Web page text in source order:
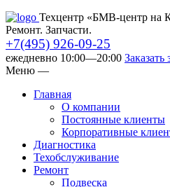
Техцентр «БМВ-центр на
Ремонт. Запчасти.
+7(495) 926-09-25
ежедневно 10:00—20:00 Заказать
Меню —
Главная
О компании
Постоянные клиенты
Корпоративные
Диагностика
Техобслуживание
Ремонт
Подвеска